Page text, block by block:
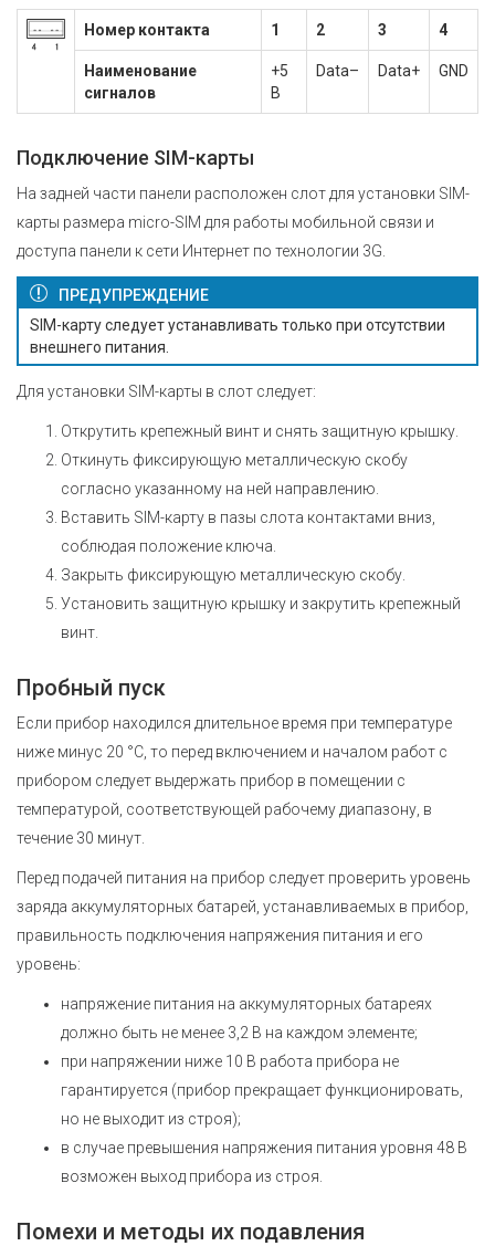
Номер контакта 1 2 3 4
Наименование
сигналов
+5
B
Data– Data+ GND
Подключение SIM-карты
На задней части панели расположен слот для установки SIM-
карты размера micro-SIM для работы мобильной связи и
доступа панели к сети Интернет по технологии 3G.
ПРЕДУПРЕЖДЕНИЕ
SIM-карту следует устанавливать только при отсутствии
внешнего питания.
Для установки SIM-карты в слот следует:
Открутить крепежный винт и снять защитную крышку.
Откинуть фиксирующую металлическую скобу
согласно указанному на ней направлению.
Вставить SIM-карту в пазы слота контактами вниз,
соблюдая положение ключа.
Закрыть фиксирующую металлическую скобу.
Установить защитную крышку и закрутить крепежный
винт.
Пробный пуск
Если прибор находился длительное время при температуре
ниже минус 20 °С, то перед включением и началом работ с
прибором следует выдержать прибор в помещении с
температурой, соответствующей рабочему диапазону, в
течение 30 минут.
Перед подачей питания на прибор следует проверить уровень
заряда аккумуляторных батарей, устанавливаемых в прибор,
правильность подключения напряжения питания и его
уровень:
напряжение питания на аккумуляторных батареях
должно быть не менее 3,2 В на каждом элементе;
при напряжении ниже 10 В работа прибора не
гарантируется (прибор прекращает функционировать,
но не выходит из строя);
в случае превышения напряжения питания уровня 48 В
возможен выход прибора из строя.
Помехи и методы их подавления